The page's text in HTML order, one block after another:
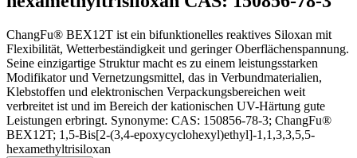
ChangFu® BEX12T ist ein bifunktionelles reaktives Siloxan mit
Flexibilität, Wetterbeständigkeit und geringer Oberflächenspannung.
Seine einzigartige Struktur macht es zu einem leistungsstarken
Modifikator und Vernetzungsmittel, das in Verbundmaterialien,
Klebstoffen und elektronischen Verpackungsbereichen weit
verbreitet ist und im Bereich der kationischen UV-Härtung gute
Leistungen erbringt. Synonyme: CAS: 150856-78-3; ChangFu®
BEX12T; 1,5-Bis[2-(3,4-epoxycyclohexyl)ethyl]-1,1,3,3,5,5-
hexamethyltrisiloxan